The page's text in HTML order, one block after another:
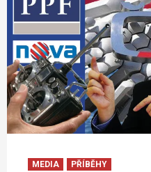
MEDIA PŘÍBĚHY